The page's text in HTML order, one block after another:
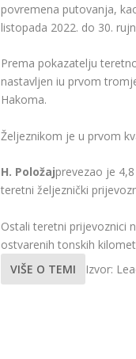
povremena putovanja,
listopada 2022. do 30.
Prema pokazatelju
nastavljen iu prvom
Hakoma.
Željeznikom je u prvom
H. Položajprevezao je
teretni željeznički
Ostali teretni prijevoznici
ostvarenih tonskih
VIŠE O TEMI
Izvor: